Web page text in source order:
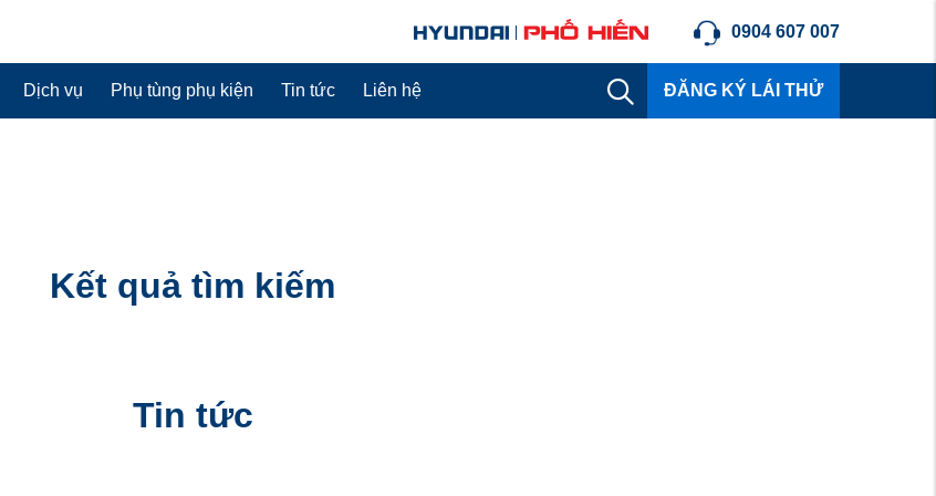
0904 607 007
Dịch vụ Phụ tùng phụ kiện Tin tức Liên hệ ĐĂNG KÝ LÁI THỬ
Kết quả tìm kiếm
Tin tức